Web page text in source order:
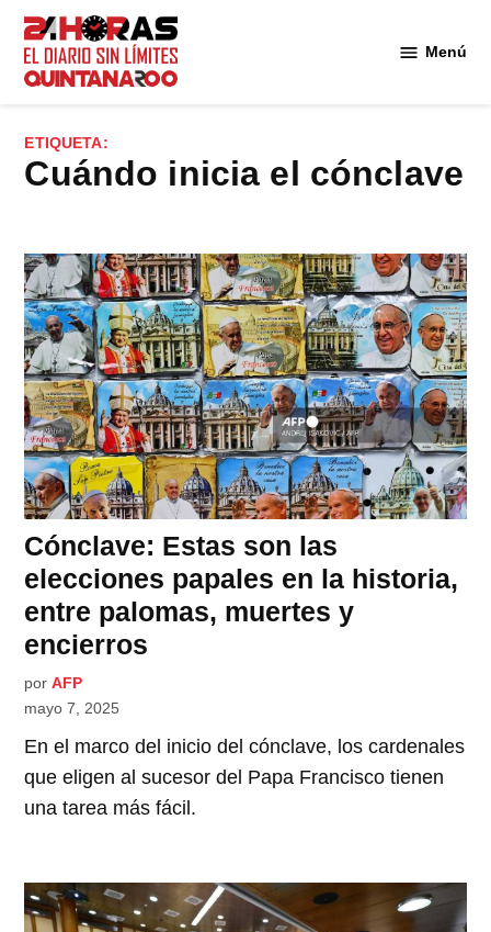
Saltar
contenido
Menú
ETIQUETA:
cuándo inicia el cónclave
Cónclave: Estas son las
elecciones papales en la historia,
entre palomas, muertes y
encierros
por AFP
mayo 7, 2025
En el marco del inicio del cónclave, los cardenales
que eligen al sucesor del Papa Francisco tienen
una tarea más fácil.